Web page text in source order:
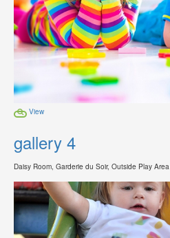
View
gallery 4
Daisy Room, Garderie du Soir, Outside Play Area